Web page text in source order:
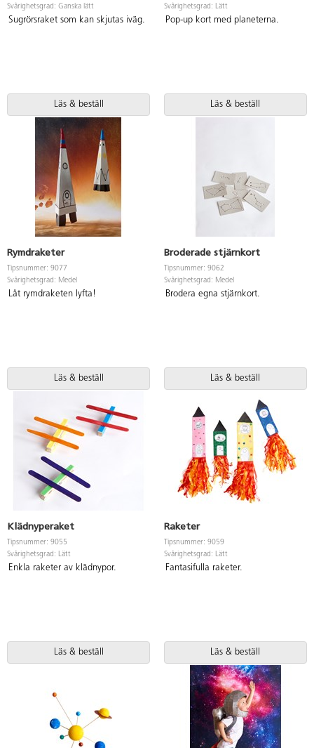
Svårighetsgrad: Ganska lätt
Sugrörsraket som kan skjutas iväg.
Läs & beställ
Svårighetsgrad: Lätt
Pop-up kort med planeterna.
Läs & beställ
Rymdraketer
Tipsnummer: 9077
Svårighetsgrad: Medel
Låt rymdraketen lyfta!
Läs & beställ
Broderade stjärnkort
Tipsnummer: 9062
Svårighetsgrad: Medel
Brodera egna stjärnkort.
Läs & beställ
Klädnyperaket
Tipsnummer: 9055
Svårighetsgrad: Lätt
Enkla raketer av klädnypor.
Läs & beställ
Raketer
Tipsnummer: 9059
Svårighetsgrad: Lätt
Fantasifulla raketer.
Läs & beställ